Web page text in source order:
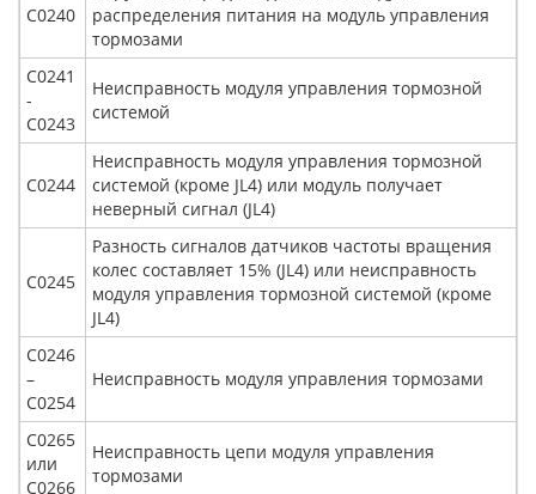
С0240
распределения питания на модуль управления
тормозами
С0241
-
С0243
Неисправность модуля управления тормозной
системой
С0244
Неисправность модуля управления тормозной
системой (кроме JL4) или модуль получает
неверный сигнал (JL4)
С0245
Разность сигналов датчиков частоты вращения
колес составляет 15% (JL4) или неисправность
модуля управления тормозной системой (кроме
JL4)
С0246
–
С0254
Неисправность модуля управления тормозами
С0265
или
С0266
Неисправность цепи модуля управления
тормозами